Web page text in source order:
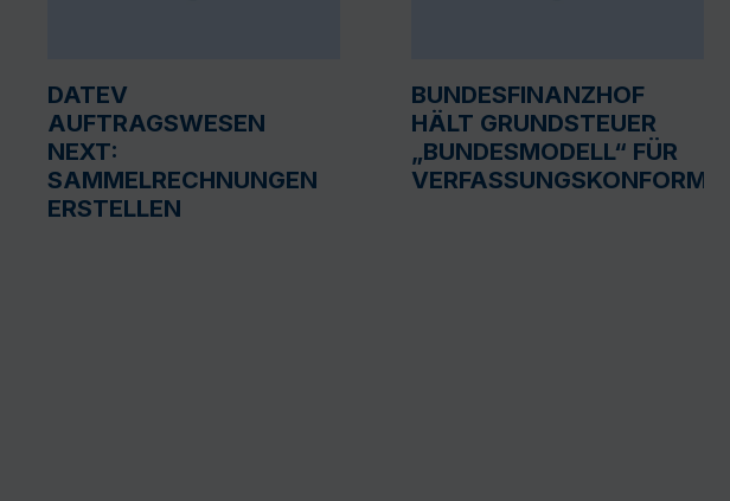
DATEV
AUFTRAGSWESEN
NEXT:
SAMMELRECHNUNGEN
ERSTELLEN
BUNDESFINANZHOF
HÄLT GRUNDSTEUER
„BUNDESMODELL“ FÜR
VERFASSUNGSKONFORM